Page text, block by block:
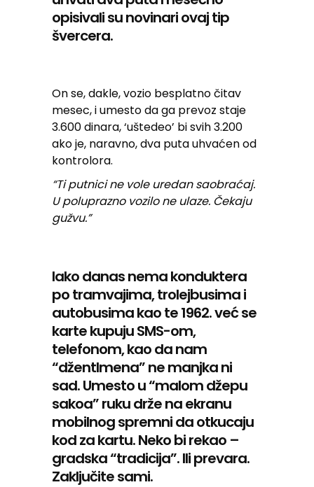
opisivali su novinari ovaj tip
švercera.
On se, dakle, vozio besplatno čitav
mesec, i umesto da ga prevoz staje
3.600 dinara, ‘uštedeo’ bi svih 3.200
ako je, naravno, dva puta uhvaćen od
kontrolora.
“Ti putnici ne vole uredan saobraćaj.
U poluprazno vozilo ne ulaze. Čekaju
gužvu.”
Iako danas nema konduktera
po tramvajima, trolejbusima i
autobusima kao te 1962. već se
karte kupuju SMS-om,
telefonom, kao da nam
“džentlmena” ne manjka ni
sad. Umesto u “malom džepu
sakoa” ruku drže na ekranu
mobilnog spremni da otkucaju
kod za kartu. Neko bi rekao –
gradska “tradicija”. Ili prevara.
Zaključite sami.